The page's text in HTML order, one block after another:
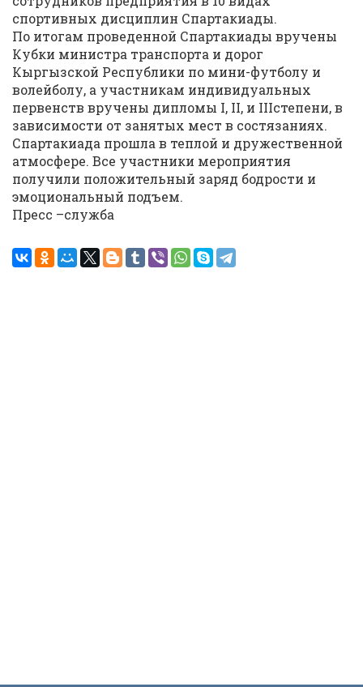
спортивных дисциплин Спартакиады.
По итогам проведенной Спартакиады вручены
Кубки министра транспорта и дорог
Кыргызской Республики по мини-футболу и
волейболу, а участникам индивидуальных
первенств вручены дипломы I, II, и IIIстепени, в
зависимости от занятых мест в состязаниях.
Спартакиада прошла в теплой и дружественной
атмосфере. Все участники мероприятия
получили положительный заряд бодрости и
эмоциональный подъем.
Пресс –служба